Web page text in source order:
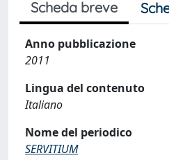
Scheda breve
Anno pubblicazione
2011
Lingua del contenuto
Italiano
Nome del periodico
SERVITIUM